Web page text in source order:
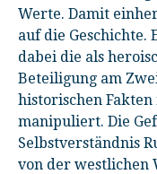
Werte. Damit
auf die Geschichte.
dabei die als
Beteiligung am
historischen
manipuliert. Die
Selbstverständnis
von der westlichen